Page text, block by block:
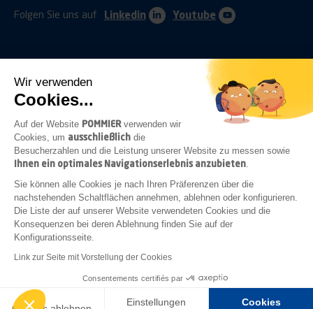
Wir verwenden
Cookies...
Auf der Website POMMIER verwenden wir
Cookies, um ausschließlich die
Besucherzahlen und die Leistung unserer Website zu messen sowie
Ihnen ein optimales Navigationserlebnis anzubieten.
Sie können alle Cookies je nach Ihren Präferenzen über die
nachstehenden Schaltflächen annehmen, ablehnen oder konfigurieren.
Die Liste der auf unserer Website verwendeten Cookies und die
Konsequenzen bei deren Ablehnung finden Sie auf der
Konfigurationsseite.
Link zur Seite mit Vorstellung der Cookies
Consentements certifiés par
Einstellungen
Cookies
Folgen Sie uns auf Linkedin Youtube
SCHUTZVORRICHTUNGEN
HILFSRAHMENZUBEHÖR
Allgemeine Einkaufsbedingungen
Erstellt von GINGERMINDS